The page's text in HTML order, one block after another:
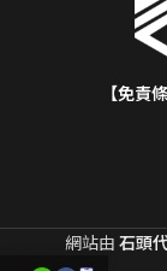
【免責
網站由 石頭